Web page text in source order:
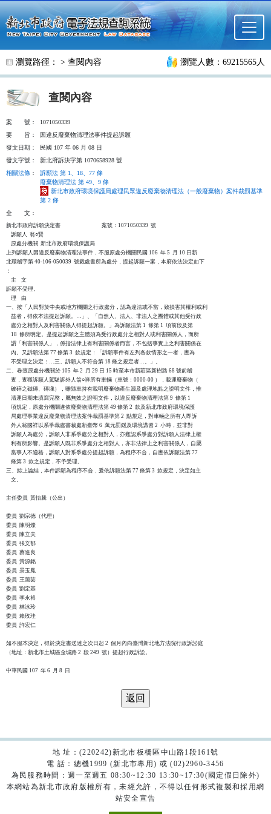
跳至主要內容
瀏覽路徑： > 查閱內容 瀏覽人數：69215565人
查閱內容
案 號：
1071050339
要
旨：
因違反廢棄物清理法事件提起訴願
發文日期：
民國 107 年 06 月 08 日
發文字號：
新北府訴決字第 1070658928 號
相關法條 ：
訴願法 第 1、18、77 條
廢棄物清理法 第 49、9 條
新北市政府環境保護局處理民眾違反廢棄物清理法（一般廢棄物）案件裁罰基準
第 2 條
全
文：
新北市政府訴願決定書                                  案號：1071050339  號
    訴願人  翁○賢
    原處分機關  新北市政府環境保護局
上列訴願人因違反廢棄物清理法事件，不服原處分機關民國 106  年 5  月 10 日新
北環稽字第 40-106-050039  號裁處書所為處分，提起訴願一案，本府依法決定如下
：
    主    文
訴願不受理。
    理    由
一、按「人民對於中央或地方機關之行政處分，認為違法或不當，致損害其權利或利
    益者，得依本法提起訴願。…」、「自然人、法人、非法人之團體或其他受行政
    處分之相對人及利害關係人得提起訴願。」為訴願法第 1  條第 1  項前段及第
    18  條所明定。是提起訴願之主體須為受行政處分之相對人或利害關係人，而所
    謂「利害關係人」，係指法律上有利害關係者而言，不包括事實上之利害關係在
    內。又訴願法第 77 條第 3  款規定：「訴願事件有左列各款情形之一者，應為
    不受理之決定：…三、訴願人不符合第 18 條之規定者…。」。
二、卷查原處分機關於 105  年 2  月 29 日 15 時至本市新莊區新樹路 68 號前稽
    查，查獲訴願人駕駛訴外人翁○祥所有車輛（車號：0000-00 ），載運廢棄物（
    破碎之磁磚、磚塊），雖隨車持有載明廢棄物產生源及處理地點之證明文件，惟
    清運日期未填寫完整，屬無效之證明文件，以違反廢棄物清理法第 9  條第 1
    項規定，原處分機關遂依廢棄物清理法第 49 條第 2  款及新北市政府環境保護
    局處理事業違反廢棄物清理法案件裁罰基準第 2  點規定，對車輛之所有人即訴
    外人翁國祥以系爭裁處書裁處新臺幣 6  萬元罰鍰及環境講習 2  小時，並非對
    訴願人為處分，訴願人非系爭處分之相對人，亦難認系爭處分對訴願人法律上權
    利有所影響。是訴願人既非系爭處分之相對人，亦非法律上之利害關係人，自屬
    當事人不適格，訴願人對系爭處分提起訴願，為程序不合，自應依訴願法第 77
    條第 3  款之規定，不予受理。
三、綜上論結，本件訴願為程序不合，爰依訴願法第 77 條第 3  款規定，決定如主
    文。
主任委員  黃怡騰（公出）
委員  劉宗德（代理）
委員  陳明燦
委員  陳立夫
委員  張文郁
委員  蔡進良
委員  黃源銘
委員  景玉鳳
委員  王藹芸
委員  劉定基
委員  李永裕
委員  林泳玲
委員  賴玫珪
委員  許宏仁
如不服本決定，得於決定書送達之次日起 2  個月內向臺灣新北地方法院行政訴訟庭
（地址：新北市土城區金城路 2  段 249  號）提起行政訴訟。
地 址：(220242)新北市板橋區中山路1段161號
電 話：總機1999 (新北市專用) 或 (02)2960-3456
為民服務時間：週一至週五 08:30~12:30 13:30~17:30(國定假日除外)
本網站為新北市政府版權所有，未經允許，不得以任何形式複製和採用網
站安全宣告